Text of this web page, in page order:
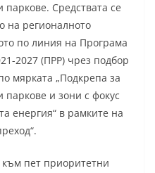
Средствата се
на регионалното
по линия на Програма
2027 (ПРР) чрез подбор
мярката „Подкрепа за
паркове и зони с фокус
енергия“ в рамките на
пет приоритетни